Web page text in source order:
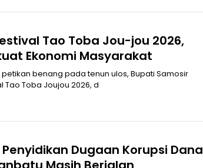
Tao Toba Jou-jou 2026,
Ekonomi Masyarakat
Tao Toba Joujou 2026, d
Dugaan Korupsi Dana